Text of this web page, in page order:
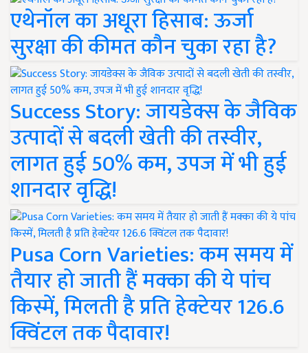
एथेनॉल का अधूरा हिसाब: ऊर्जा
सुरक्षा की कीमत कौन चुका रहा है?
Success Story: जायडेक्स के जैविक
उत्पादों से बदली खेती की तस्वीर,
लागत हुई 50% कम, उपज में भी हुई
शानदार वृद्धि!
Pusa Corn Varieties: कम समय में
तैयार हो जाती हैं मक्का की ये पांच
किस्में, मिलती है प्रति हेक्टेयर 126.6
क्विंटल तक पैदावार!